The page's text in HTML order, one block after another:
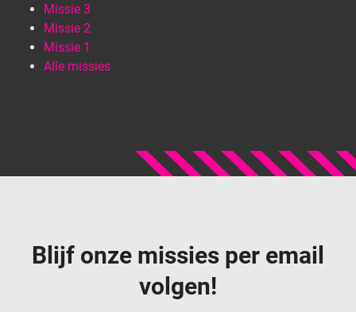
Missie 3
Missie 2
Missie 1
Alle missies
Blijf onze missies per email
volgen!